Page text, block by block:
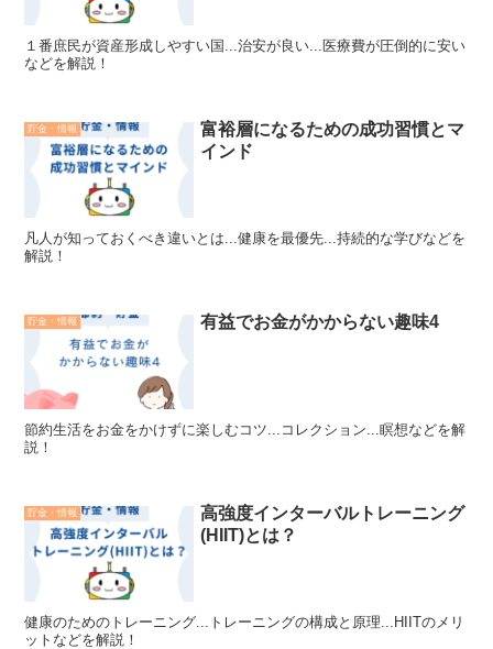
１番庶民が資産形成しやすい国...治安が良い...医療費が圧倒的に安い
などを解説！
貯金・情報
富裕層になるための成功習慣とマ
インド
凡人が知っておくべき違いとは...健康を最優先...持続的な学びなどを
解説！
貯金・情報 有益でお金がかからない趣味4
節約生活をお金をかけずに楽しむコツ...コレクション...瞑想などを解
説！
貯金・情報
高強度インターバルトレーニング
(HIIT)とは？
健康のためのトレーニング...トレーニングの構成と原理...HIITのメリ
ットなどを解説！